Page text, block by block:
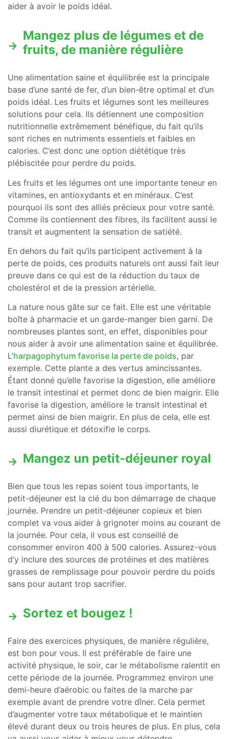
aider à avoir le poids idéal.
Mangez plus de légumes et de
fruits, de manière régulière
Une alimentation saine et équilibrée est la principale
base d’une santé de fer, d’un bien-être optimal et d’un
poids idéal. Les fruits et légumes sont les meilleures
solutions pour cela. Ils détiennent une composition
nutritionnelle extrêmement bénéfique, du fait qu’ils
sont riches en nutriments essentiels et faibles en
calories. C’est donc une option diététique très
plébiscitée pour perdre du poids.
Les fruits et les légumes ont une importante teneur en
vitamines, en antioxydants et en minéraux. C’est
pourquoi ils sont des alliés précieux pour votre santé.
Comme ils contiennent des fibres, ils facilitent aussi le
transit et augmentent la sensation de satiété.
En dehors du fait qu’ils participent activement à la
perte de poids, ces produits naturels ont aussi fait leur
preuve dans ce qui est de la réduction du taux de
cholestérol et de la pression artérielle.
La nature nous gâte sur ce fait. Elle est une véritable
boîte à pharmacie et un garde-manger bien garni. De
nombreuses plantes sont, en effet, disponibles pour
nous aider à avoir une alimentation saine et équilibrée.
L’harpagophytum favorise la perte de poids, par
exemple. Cette plante a des vertus amincissantes.
Étant donné qu’elle favorise la digestion, elle améliore
le transit intestinal et permet donc de bien maigrir. Elle
favorise la digestion, améliore le transit intestinal et
permet ainsi de bien maigrir. En plus de cela, elle est
aussi diurétique et détoxifie le corps.
Mangez un petit-déjeuner royal
Bien que tous les repas soient tous importants, le
petit-déjeuner est la clé du bon démarrage de chaque
journée. Prendre un petit-déjeuner copieux et bien
complet va vous aider à grignoter moins au courant de
la journée. Pour cela, il vous est conseillé de
consommer environ 400 à 500 calories. Assurez-vous
d’y inclure des sources de protéines et des matières
grasses de remplissage pour pouvoir perdre du poids
sans pour autant trop sacrifier.
Sortez et bougez !
Faire des exercices physiques, de manière régulière,
est bon pour vous. Il est préférable de faire une
activité physique, le soir, car le métabolisme ralentit en
cette période de la journée. Programmez environ une
demi-heure d’aérobic ou faites de la marche par
exemple avant de prendre votre dîner. Cela permet
d’augmenter votre taux métabolique et le maintien
élevé durant deux ou trois heures de plus. En plus, cela